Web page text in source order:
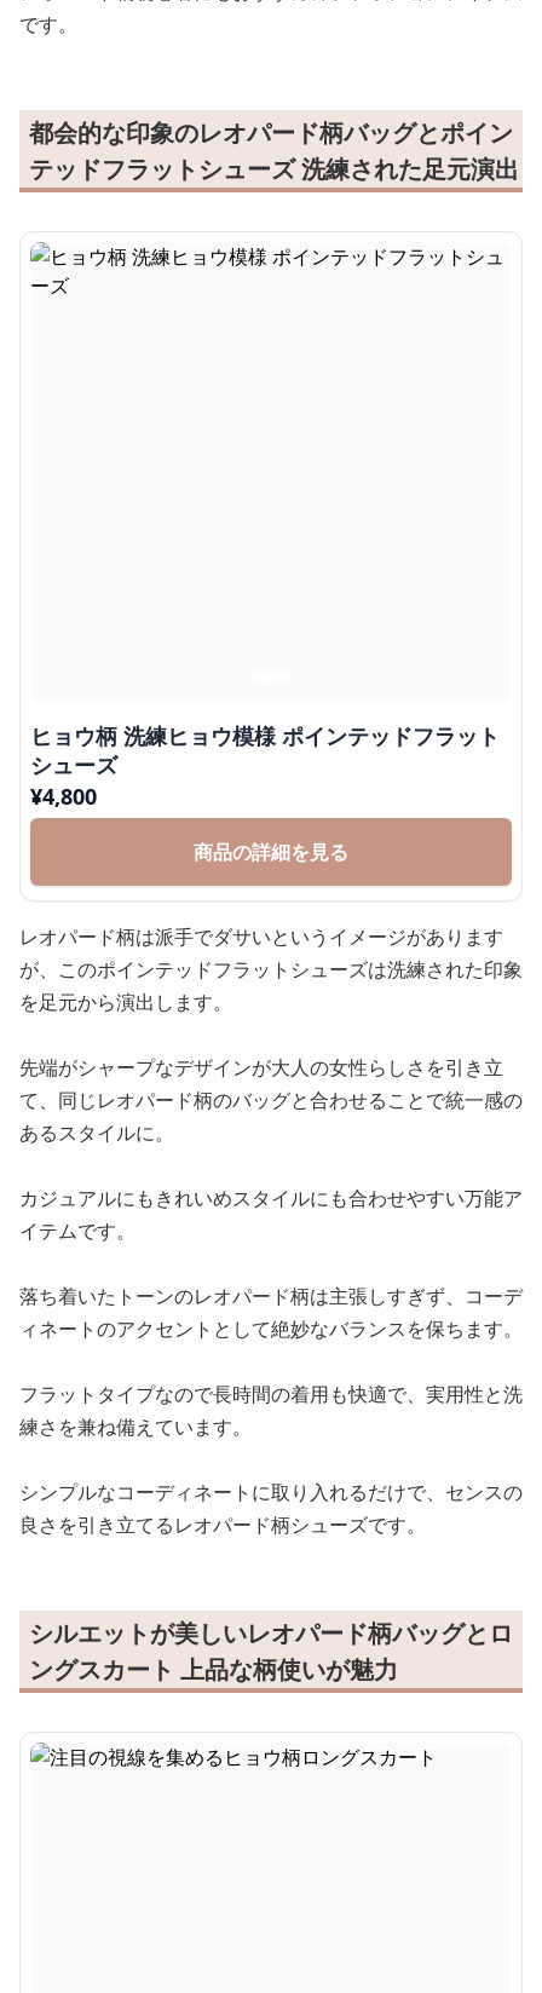
です。
都会的な印象のレオパード柄バッグとポイン
テッドフラットシューズ 洗練された足元演出
ヒョウ柄 洗練ヒョウ模様 ポインテッドフラット
シューズ
¥4,800
商品の詳細を見る
レオパード柄は派手でダサいというイメージがあります
が、このポインテッドフラットシューズは洗練された印象
を足元から演出します。
先端がシャープなデザインが大人の女性らしさを引き立
て、同じレオパード柄のバッグと合わせることで統一感の
あるスタイルに。
カジュアルにもきれいめスタイルにも合わせやすい万能ア
イテムです。
落ち着いたトーンのレオパード柄は主張しすぎず、コーデ
ィネートのアクセントとして絶妙なバランスを保ちます。
フラットタイプなので長時間の着用も快適で、実用性と洗
練さを兼ね備えています。
シンプルなコーディネートに取り入れるだけで、センスの
良さを引き立てるレオパード柄シューズです。
シルエットが美しいレオパード柄バッグとロ
ングスカート 上品な柄使いが魅力